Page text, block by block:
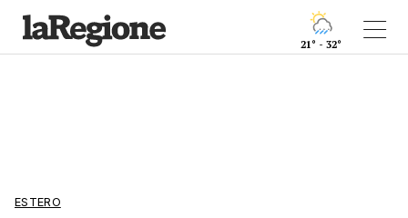
21° - 32°
ESTERO